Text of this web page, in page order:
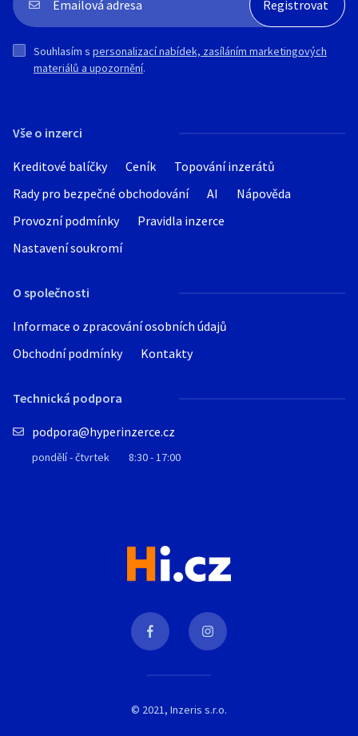
Vše o inzerci
Kreditové balíčky Ceník
Topování inzerátů
Rady pro bezpečné obchodování
AI
Nápověda
Provozní podmínky
Pravidla inzerce
Nastavení soukromí
O společnosti
Informace o zpracování osobních údajů
Obchodní podmínky
Kontakty
Technická podpora
podpora@hyperinzerce.cz
pondělí - čtvrtek 8:30 - 17:00
Souhlasím s personalizací nabídek, zasíláním marketingových
materiálů a upozornění.
© 2021, Inzeris s.r.o.